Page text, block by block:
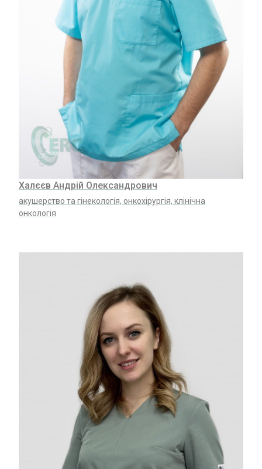
Халєєв Андрій Олександрович
акушерство та гінекологія, онкохірургія, клінічна
онкологія